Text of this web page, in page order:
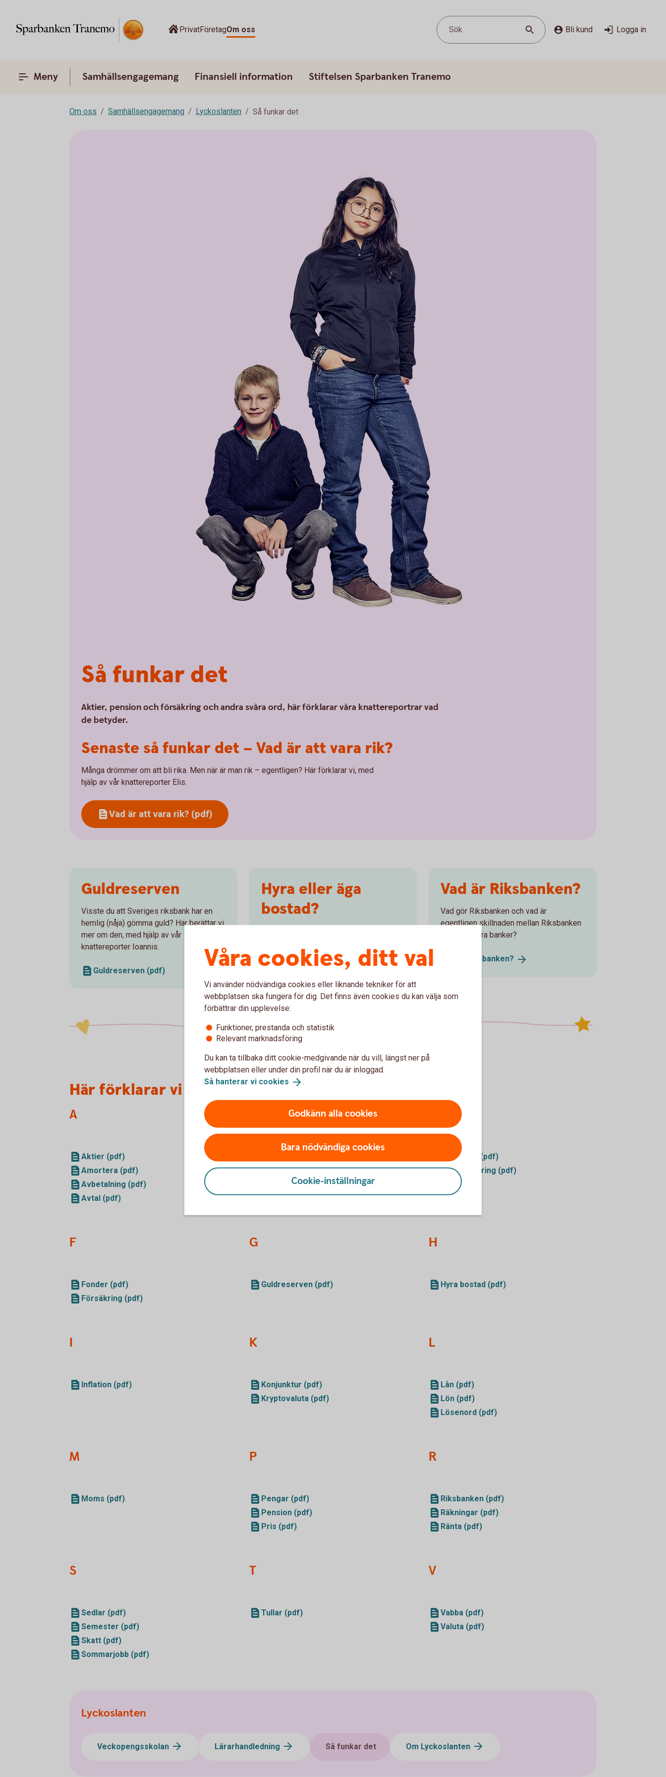
PrivatFöretagOm oss Sök Bli kund Logga in
Meny Samhällsengagemang Finansiell information Stiftelsen Sparbanken Tranemo
Om oss Samhällsengagemang Lyckoslanten Så funkar det
Så funkar det
Aktier, pension och försäkring och andra svåra ord, här förklarar våra knattereportrar vad
de betyder.
Senaste så funkar det – Vad är att vara rik?
Många drömmer om att bli rika. Men när är man rik – egentligen? Här förklarar vi, med
hjälp av vår knattereporter Elis.
Vad är att vara rik? (pdf)
Guldreserven
Visste du att Sveriges riksbank har en
hemlig (nåja) gömma guld? Här berättar vi
mer om den, med hjälp av vår
knattereporter Ioannis.
Guldreserven (pdf)
Hyra eller äga
bostad?
Hyra eller äga bostad? (pdf)
Vad är Riksbanken?
Vad gör Riksbanken och vad är
egentligen skillnaden mellan Riksbanken
och alla andra banker?
Riksbanken?
Här förklarar vi fler svåra ord
A
Aktier (pdf)
Amortera (pdf)
Avbetalning (pdf)
Avtal (pdf)
BankID (pdf)
Barnbidrag (pdf)
Buffert (pdf)
Deklarera (pdf)
Djurförsäkring (pdf)
F
Fonder (pdf)
Försäkring (pdf)
G
Guldreserven (pdf)
H
Hyra bostad (pdf)
I
Inflation (pdf)
K
Konjunktur (pdf)
Kryptovaluta (pdf)
L
Lån (pdf)
Lön (pdf)
Lösenord (pdf)
M
Moms (pdf)
P
Pengar (pdf)
Pension (pdf)
Pris (pdf)
R
Riksbanken (pdf)
Räkningar (pdf)
Ränta (pdf)
S
Sedlar (pdf)
Semester (pdf)
Skatt (pdf)
Sommarjobb (pdf)
T
Tullar (pdf)
V
Vabba (pdf)
Valuta (pdf)
Lyckoslanten
Veckopengsskolan Lärarhandledning Så funkar det Om Lyckoslanten
Våra cookies, ditt val
Vi använder nödvändiga cookies eller liknande tekniker för att
webbplatsen ska fungera för dig. Det finns även cookies du kan välja som
förbättrar din upplevelse:
Funktioner, prestanda och statistik
Relevant marknadsföring
Du kan ta tillbaka ditt cookie-medgivande när du vill, längst ner på
webbplatsen eller under din profil när du är inloggad.
Så hanterar vi cookies .
Godkänn alla cookies
Bara nödvändiga cookies
Cookie-inställningar